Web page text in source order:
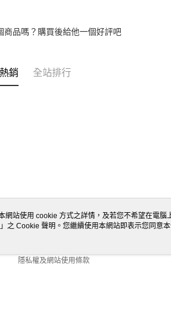
商品嗎？購買後給他一個好評吧
銷 全站排行
關於我們
隱私權及網站使用條款
網站使用 cookie 方式之詳情，及若您不希望在電
」之 Cookie 聲明。您繼續使用本網站即表示您同意